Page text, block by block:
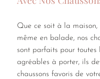
Que ce soit à la maison,
même en balade, nos
sont parfaits pour toutes
agréables à porter, ils
chaussons favoris de